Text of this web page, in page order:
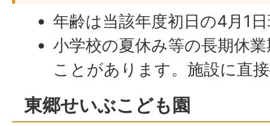
年齢は当該年度初日の4月1
小学校の夏休み等の長期休
ことがあります。施設に直
東郷せいぶこども園